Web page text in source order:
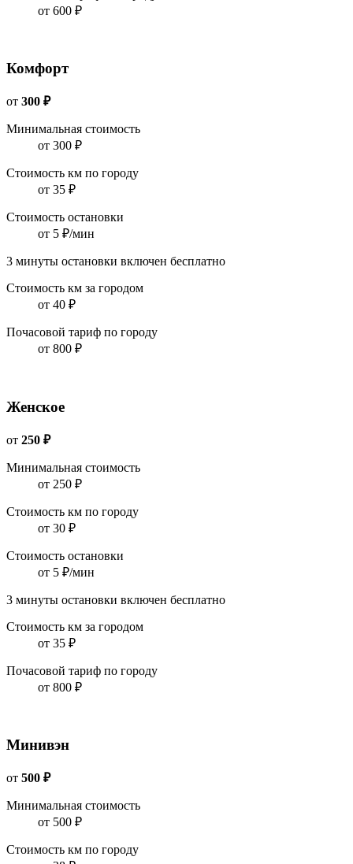
от 600 ₽
Комфорт
от 300 ₽
Минимальная стоимость
от 300 ₽
Стоимость км по городу
от 35 ₽
Стоимость остановки
от 5 ₽/мин
3 минуты остановки включен бесплатно
Стоимость км за городом
от 40 ₽
Почасовой тариф по городу
от 800 ₽
Женское
от 250 ₽
Минимальная стоимость
от 250 ₽
Стоимость км по городу
от 30 ₽
Стоимость остановки
от 5 ₽/мин
3 минуты остановки включен бесплатно
Стоимость км за городом
от 35 ₽
Почасовой тариф по городу
от 800 ₽
Минивэн
от 500 ₽
Минимальная стоимость
от 500 ₽
Стоимость км по городу